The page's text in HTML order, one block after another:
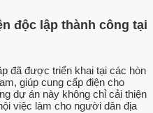
độc lập thành công tại
đã được triển khai tại các hòn
giúp cung cấp điện cho
dự án này không chỉ cải thiện
việc làm cho người dân địa